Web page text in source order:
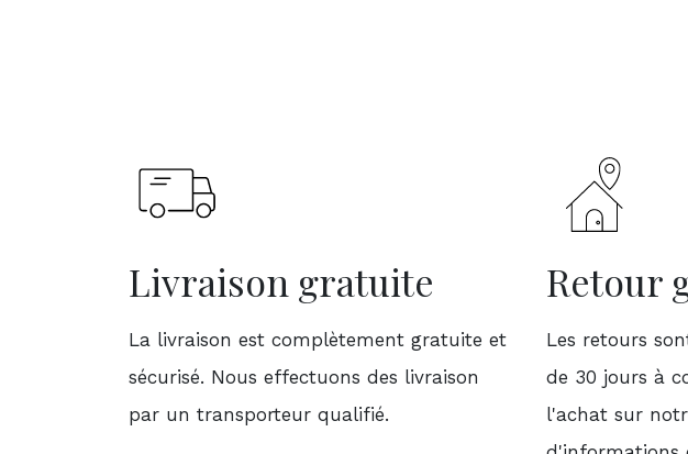
Livraison gratuite
La livraison est complètement gratuite et
sécurisé. Nous effectuons des livraison
par un transporteur qualifié.
Retour
Les retours
de 30 jours à
l'achat sur